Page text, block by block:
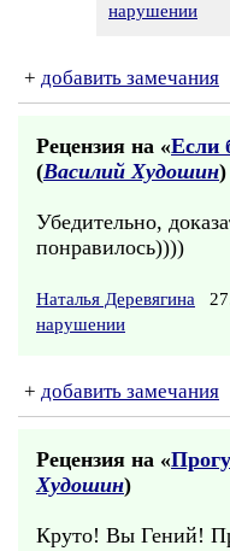
нарушении
+ добавить замечания
Рецензия на «Если
(Василий Худошин)
Убедительно,
понравилось))))
Наталья Деревягина
нарушении
+ добавить замечания
Рецензия на «
Худошин)
Круто! Вы Гений!